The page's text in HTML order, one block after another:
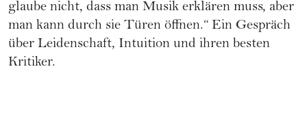
glaube nicht, dass man Musik erklären muss, aber
man kann durch sie Türen öffnen.“ Ein Gespräch
über Leidenschaft, Intuition und ihren besten
Kritiker.